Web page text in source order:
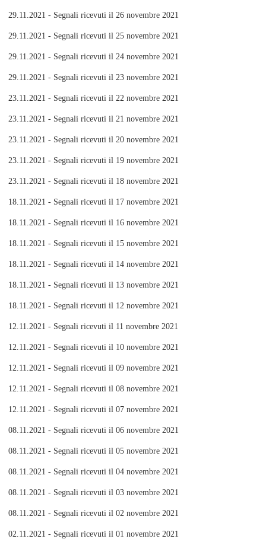
29.11.2021 - Segnali ricevuti il 26 novembre 2021
29.11.2021 - Segnali ricevuti il 25 novembre 2021
29.11.2021 - Segnali ricevuti il 24 novembre 2021
29.11.2021 - Segnali ricevuti il 23 novembre 2021
23.11.2021 - Segnali ricevuti il 22 novembre 2021
23.11.2021 - Segnali ricevuti il 21 novembre 2021
23.11.2021 - Segnali ricevuti il 20 novembre 2021
23.11.2021 - Segnali ricevuti il 19 novembre 2021
23.11.2021 - Segnali ricevuti il 18 novembre 2021
18.11.2021 - Segnali ricevuti il 17 novembre 2021
18.11.2021 - Segnali ricevuti il 16 novembre 2021
18.11.2021 - Segnali ricevuti il 15 novembre 2021
18.11.2021 - Segnali ricevuti il 14 novembre 2021
18.11.2021 - Segnali ricevuti il 13 novembre 2021
18.11.2021 - Segnali ricevuti il 12 novembre 2021
12.11.2021 - Segnali ricevuti il 11 novembre 2021
12.11.2021 - Segnali ricevuti il 10 novembre 2021
12.11.2021 - Segnali ricevuti il 09 novembre 2021
12.11.2021 - Segnali ricevuti il 08 novembre 2021
12.11.2021 - Segnali ricevuti il 07 novembre 2021
08.11.2021 - Segnali ricevuti il 06 novembre 2021
08.11.2021 - Segnali ricevuti il 05 novembre 2021
08.11.2021 - Segnali ricevuti il 04 novembre 2021
08.11.2021 - Segnali ricevuti il 03 novembre 2021
08.11.2021 - Segnali ricevuti il 02 novembre 2021
02.11.2021 - Segnali ricevuti il 01 novembre 2021